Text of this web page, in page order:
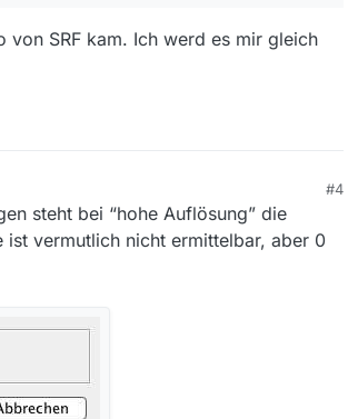
SRF kam. Ich werd es mir gleich
#4
steht bei “hohe Auflösung” die
ist vermutlich nicht ermittelbar, aber 0